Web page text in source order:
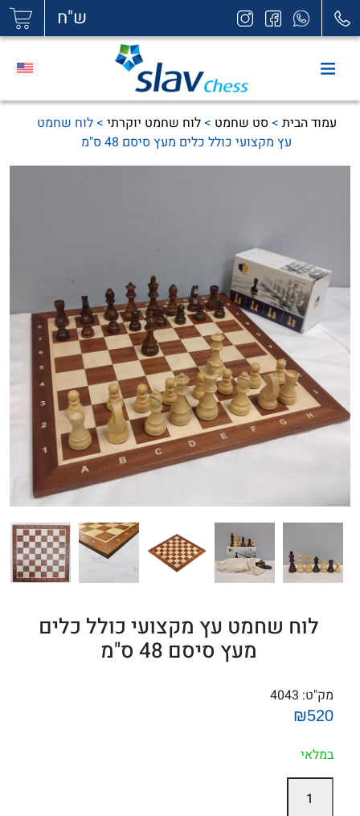
| ש"ח
עמוד הבית >סט שחמט >לוח שחמט יוקרתי > לוח שחמט
עץ מקצועי כולל כלים מעץ סיסם 48 ס"מ
לוח שחמט עץ מקצועי כולל כלים
מעץ סיסם 48 ס"מ
מק"ט: 4043
₪520
במלאי